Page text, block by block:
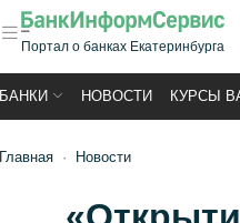
Портал о банках Екатеринбурга
БАНКИ НОВОСТИ КУРСЫ
Главная Новости